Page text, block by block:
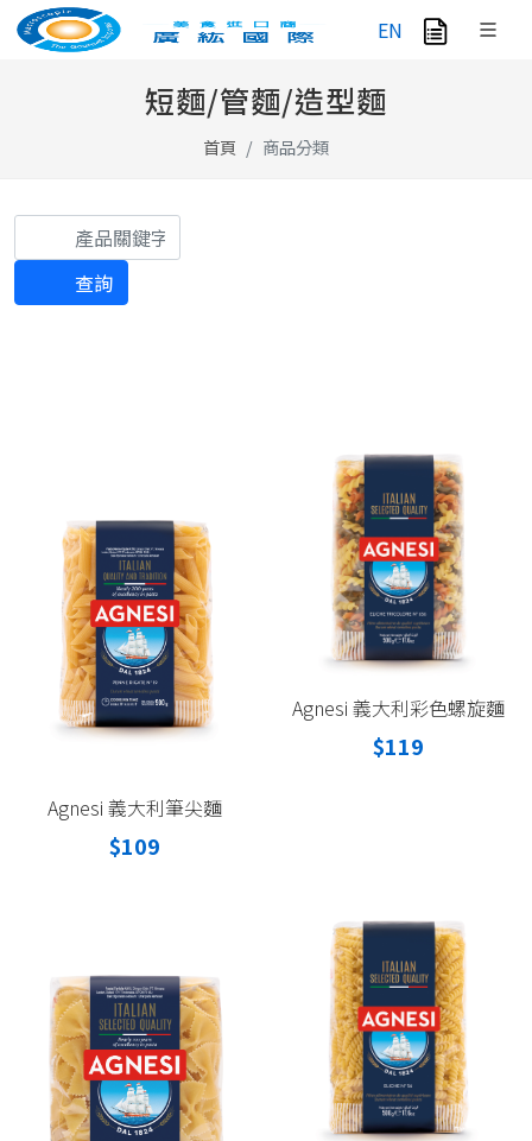
EN
短麵/管麵/造型麵
首頁 商品分類
Agnesi 義大利筆尖麵
$109
Agnesi 義大利彩色螺旋麵
$119